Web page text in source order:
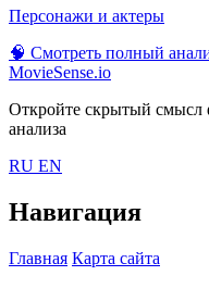
Персонажи и актеры
🧠 Смотреть полный
MovieSense.io
Откройте скрытый смысл
анализа
RU EN
Навигация
Главная Карта сайта